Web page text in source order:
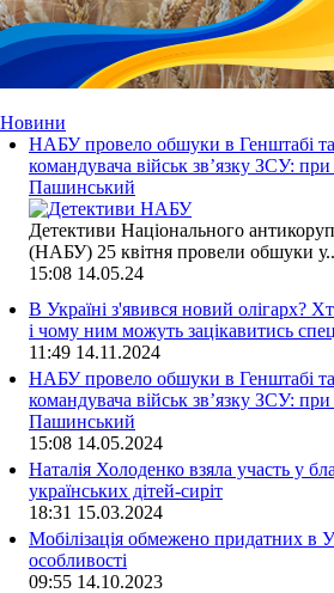
Новини
НАБУ провело обшуки в Генштабі
командувача військ зв’язку ЗСУ:
Пашинський
Детективи Національного
(НАБУ) 25 квітня провели обшуки
15:08 14.05.24
В Україні з'явився новий олігарх?
і чому ним можуть зацікавитись
11:49 14.11.2024
НАБУ провело обшуки в Генштабі
командувача військ зв’язку ЗСУ:
Пашинський
15:08 14.05.2024
Наталія Холоденко взяла участь у
українських дітей-сиріт
18:31 15.03.2024
Мобілізація обмежено придатних в
особливості
09:55 14.10.2023